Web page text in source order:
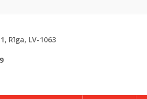
Rīga, LV-1063